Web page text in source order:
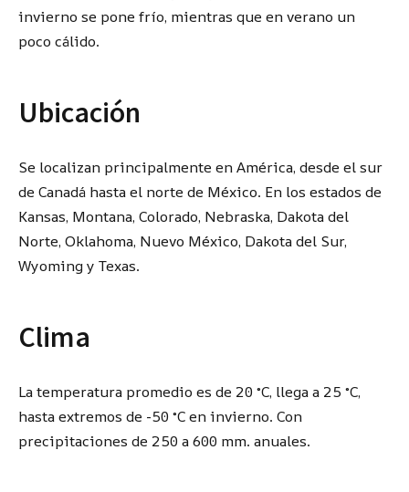
invierno se pone frío, mientras que en verano un
poco cálido.
Ubicación
Se localizan principalmente en América, desde el sur
de Canadá hasta el norte de México. En los estados de
Kansas, Montana, Colorado, Nebraska, Dakota del
Norte, Oklahoma, Nuevo México, Dakota del Sur,
Wyoming y Texas.
Clima
La temperatura promedio es de 20 °C, llega a 25 °C,
hasta extremos de -50 °C en invierno. Con
precipitaciones de 250 a 600 mm. anuales.